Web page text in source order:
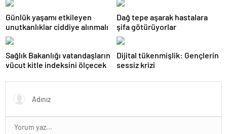
Günlük yaşamı etkileyen
unutkanlıklar ciddiye alınmalı
Dağ tepe aşarak hastalara
şifa götürüyorlar
Sağlık Bakanlığı vatandaşların
vücut kitle indeksini ölçecek
Dijital tükenmişlik: Gençlerin
sessiz krizi